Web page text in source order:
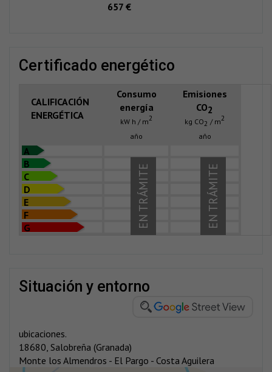
657 €
certificado energético
CALIFICACIÓN
ENERGÉTICA
Consumo
energía
kW h / m2
año
Emisiones
CO2
kg CO2 / m2
año
A
B
C
D
E
F
G
EN TRÁMITE
EN TRÁMITE
situación y entorno
ubicaciones.
18680, Salobreña (Granada)
Monte los Almendros - El Pargo - Costa Aguilera